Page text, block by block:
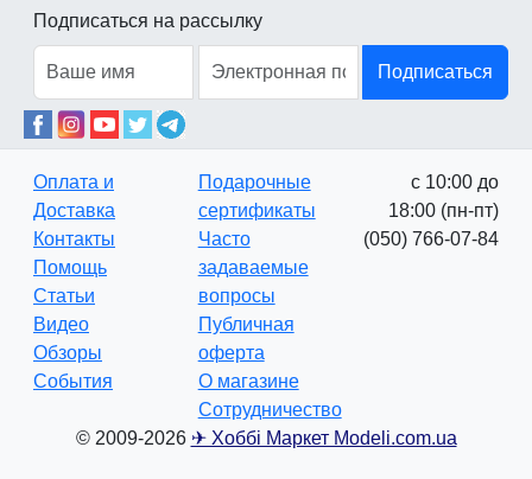
Подписаться на рассылку
Подписаться
Оплата и
Доставка
Контакты
Помощь
Статьи
Видео
Обзоры
События
Подарочные
сертификаты
Часто
задаваемые
вопросы
Публичная
оферта
О магазине
Сотрудничество
с 10:00 до
18:00 (пн-пт)
(050) 766-07-84
© 2009-2026 ✈ Хоббі Маркет Modeli.com.ua